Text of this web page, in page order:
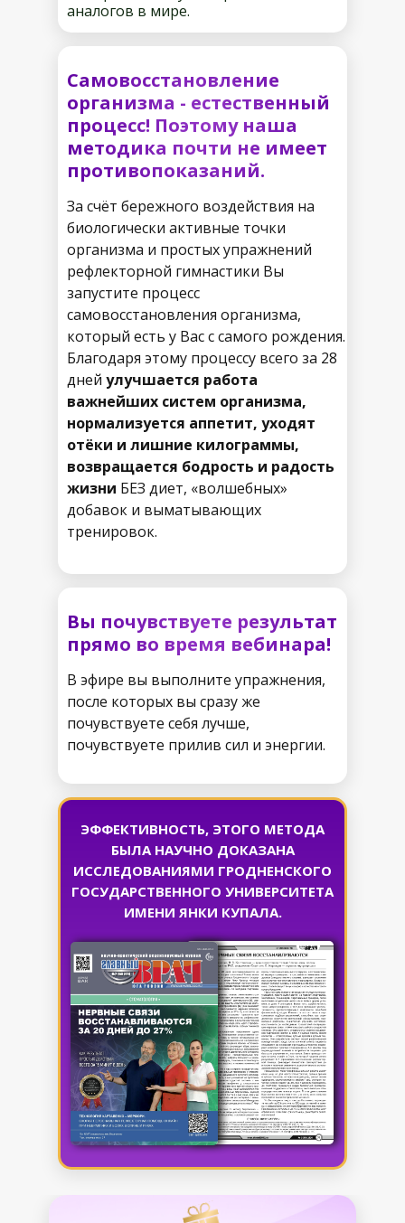
аналогов в мире.
Самовосстановление
организма - естественный
процесс! Поэтому наша
методика почти не имеет
противопоказаний.
За счёт бережного воздействия на
биологически активные точки
организма и простых упражнений
рефлекторной гимнастики Вы
запустите процесс
самовосстановления организма,
который есть у Вас с самого рождения.
Благодаря этому процессу всего за 28
дней улучшается работа
важнейших систем организма,
нормализуется аппетит, уходят
отёки и лишние килограммы,
возвращается бодрость и радость
жизни БЕЗ диет, «волшебных»
добавок и выматывающих
тренировок.
Вы почувствуете результат
прямо во время вебинара!
В эфире вы выполните упражнения,
после которых вы сразу же
почувствуете себя лучше,
почувствуете прилив сил и энергии.
ЭФФЕКТИВНОСТЬ, ЭТОГО МЕТОДА
БЫЛА НАУЧНО ДОКАЗАНА
ИССЛЕДОВАНИЯМИ ГРОДНЕНСКОГО
ГОСУДАРСТВЕННОГО УНИВЕРСИТЕТА
ИМЕНИ ЯНКИ КУПАЛА.